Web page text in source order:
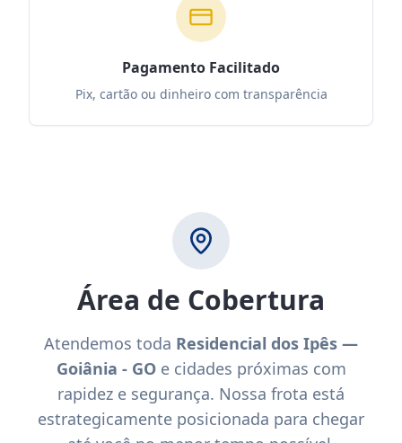
Pagamento Facilitado
Pix, cartão ou dinheiro com transparência
Área de Cobertura
Atendemos toda Residencial dos Ipês —
Goiânia - GOe cidades próximas com
rapidez e segurança. Nossa frota está
estrategicamente posicionada para chegar